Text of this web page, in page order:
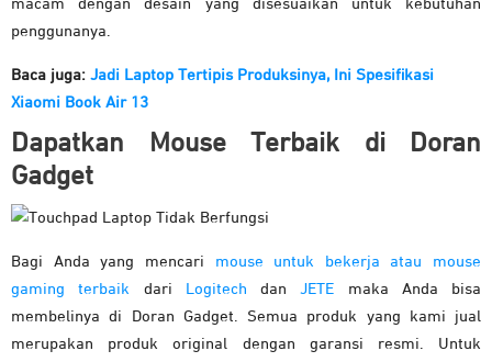
macam dengan desain yang disesuaikan untuk kebutuhan
penggunanya.
Baca juga: Jadi Laptop Tertipis Produksinya, Ini Spesifikasi
Xiaomi Book Air 13
Dapatkan Mouse Terbaik di Doran
Gadget
Bagi Anda yang mencari mouse untuk bekerja atau mouse
gaming terbaik dari Logitech danJETE maka Anda bisa
membelinya di Doran Gadget. Semua produk yang kami jual
merupakan produk original dengan garansi resmi. Untuk